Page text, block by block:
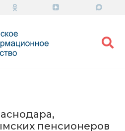
пенсионеров